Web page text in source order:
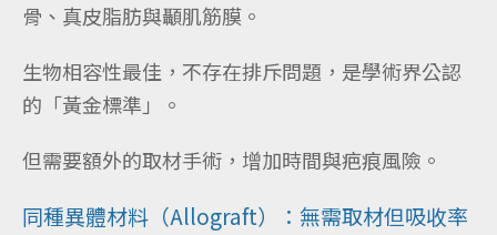
骨、真皮脂肪與顳肌筋膜。
生物相容性最佳，不存在排斥問題，是學術界公認
的「黃金標準」。
但需要額外的取材手術，增加時間與疤痕風險。
同種異體材料（Allograft）：無需取材但吸收率